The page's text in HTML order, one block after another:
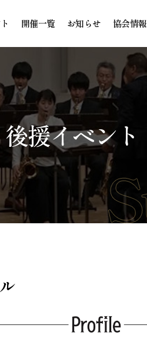
開催一覧 お知らせ 協会情報
後援イベント